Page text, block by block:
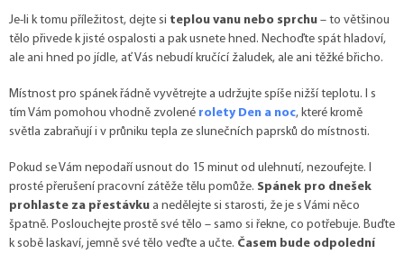
Je-li k tomu příležitost, dejte si teplou vanu nebo sprchu – to většinou
tělo přivede k jisté ospalosti a pak usnete hned. Nechoďte spát hladoví,
ale ani hned po jídle, ať Vás nebudí kručící žaludek, ale ani těžké břicho.
Místnost pro spánek řádně vyvětrejte a udržujte spíše nižší teplotu. I s
tím Vám pomohou vhodně zvolené rolety Den a noc, které kromě
světla zabraňují i v průniku tepla ze slunečních paprsků do místnosti.
Pokud se Vám nepodaří usnout do 15 minut od ulehnutí, nezoufejte. I
prosté přerušení pracovní zátěže tělu pomůže. Spánek pro dnešek
prohlaste za přestávku a nedělejte si starosti, že je s Vámi něco
špatně. Poslouchejte prostě své tělo – samo si řekne, co potřebuje. Buďte
k sobě laskaví, jemně své tělo veďte a učte. Časem bude odpolední